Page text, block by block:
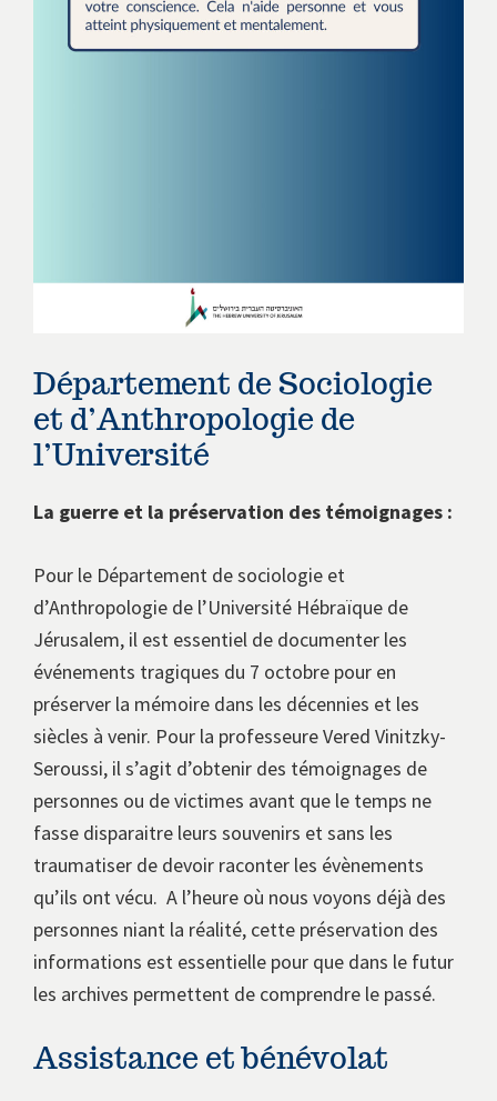
Département de Sociologie
et d’Anthropologie de
l’Université
La guerre et la préservation des témoignages :
Pour le Département de sociologie et
d’Anthropologie de l’Université Hébraïque de
Jérusalem, il est essentiel de documenter les
événements tragiques du 7 octobre pour en
préserver la mémoire dans les décennies et les
siècles à venir. Pour la professeure Vered Vinitzky-
Seroussi, il s’agit d’obtenir des témoignages de
personnes ou de victimes avant que le temps ne
fasse disparaitre leurs souvenirs et sans les
traumatiser de devoir raconter les évènements
qu’ils ont vécu. A l’heure où nous voyons déjà des
personnes niant la réalité, cette préservation des
informations est essentielle pour que dans le futur
les archives permettent de comprendre le passé.
Assistance et bénévolat